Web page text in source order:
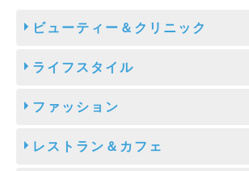
ビューティー＆クリニック
ライフスタイル
ファッション
レストラン＆カフェ